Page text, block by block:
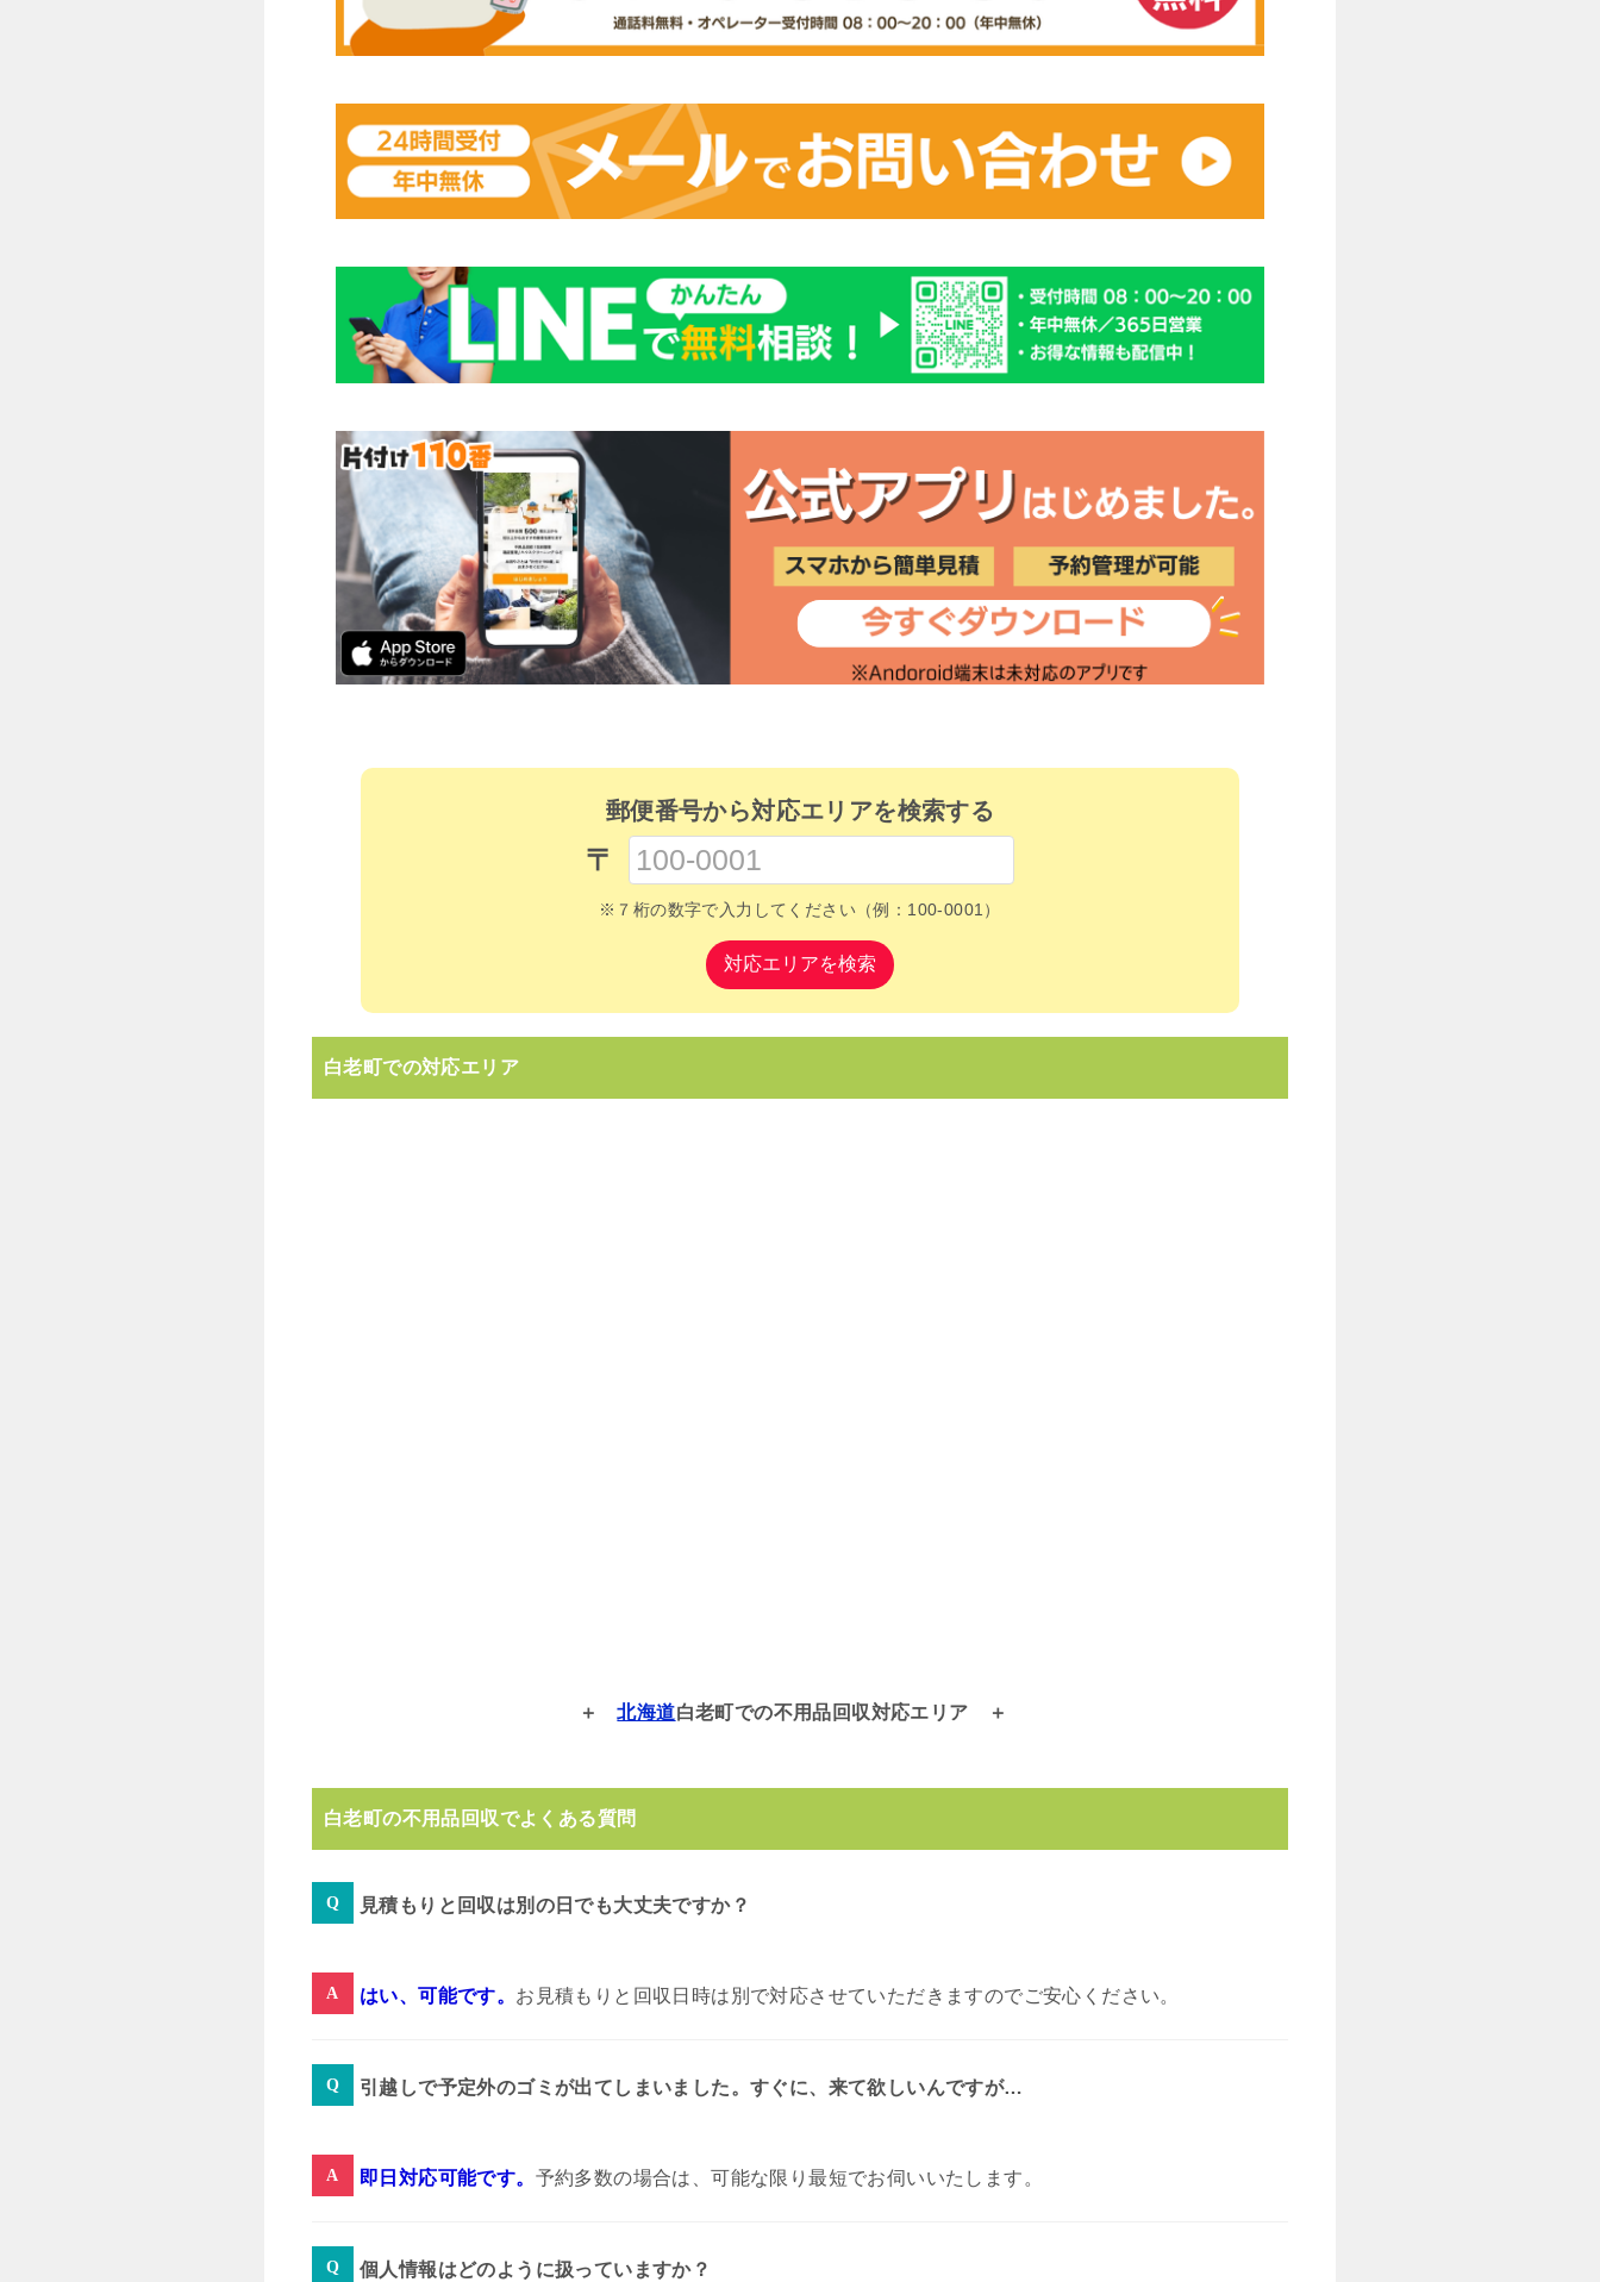
郵便番号から対応エリアを検索する
〒
※７桁の数字で入力してください（例：100-0001）
対応エリアを検索
白老町での対応エリア
北海道白老町での不用品回収対応エリア
白老町の不用品回収でよくある質問
見積もりと回収は別の日でも大丈夫ですか？
はい、可能です。 お見積もりと回収日時は別で対応させていただきますのでご安心ください。
引越しで予定外のゴミが出てしまいました。すぐに、来て欲しいんですが…
即日対応可能です。 予約多数の場合は、可能な限り最短でお伺いいたします。
個人情報はどのように扱っていますか？